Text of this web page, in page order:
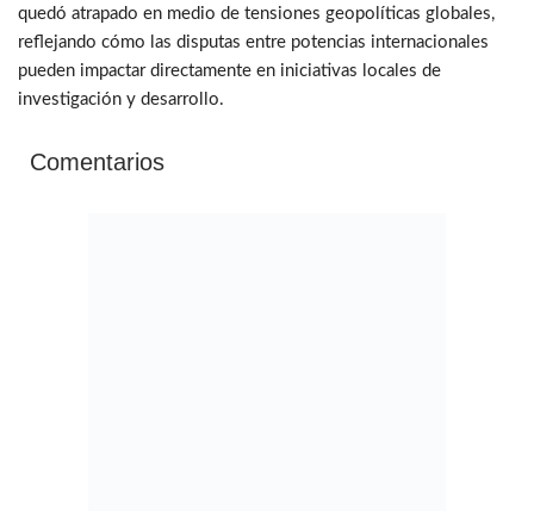
quedó atrapado en medio de tensiones geopolíticas globales,
reflejando cómo las disputas entre potencias internacionales
pueden impactar directamente en iniciativas locales de
investigación y desarrollo.
Comentarios